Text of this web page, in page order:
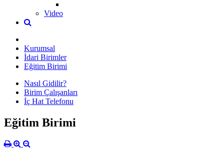
Video
Kurumsal
İdari Birimler
Eğitim Birimi
Nasıl Gidilir?
Birim Çalışanları
İç Hat Telefonu
Eğitim Birimi